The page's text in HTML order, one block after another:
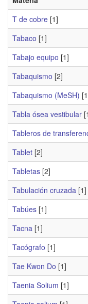
T de cobre [1]
Tabaco [1]
Tabajo equipo [1]
Tabaquismo [2]
Tabaquismo (MeSH)
Tabla ósea vestibular
Tableros de
Tablet [2]
Tabletas [2]
Tabulación cruzada [1]
Tabúes [1]
Tacna [1]
Tacógrafo [1]
Tae Kwon Do [1]
Taenia Solium [1]